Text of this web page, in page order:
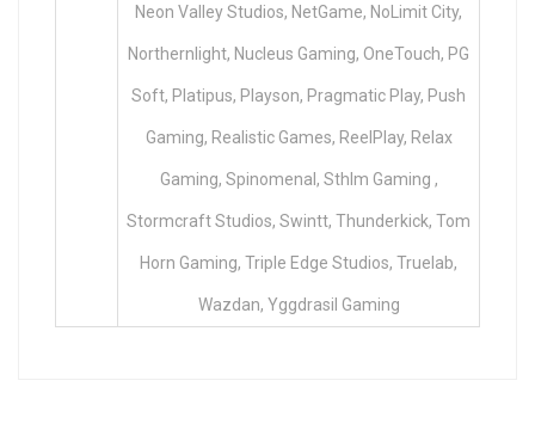
Neon Valley Studios, NetGame, NoLimit City,
Northernlight, Nucleus Gaming, OneTouch, PG
Soft, Platipus, Playson, Pragmatic Play, Push
Gaming, Realistic Games, ReelPlay, Relax
Gaming, Spinomenal, Sthlm Gaming ,
Stormcraft Studios, Swintt, Thunderkick, Tom
Horn Gaming, Triple Edge Studios, Truelab,
Wazdan, Yggdrasil Gaming